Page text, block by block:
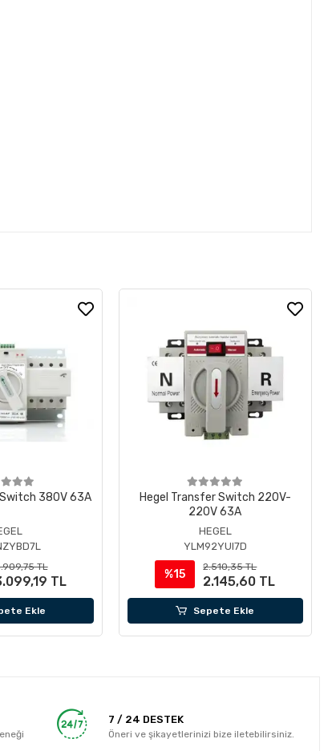
380V 63A
TL
TL
Ekle
Hegel Transfer Switch 220V-
220V 63A
HEGEL
YLM92YUI7D
%15
2.510,35 TL
2.145,60 TL
Sepete Ekle
7 / 24 DESTEK
Öneri ve şikayetlerinizi bize iletebilirsiniz.